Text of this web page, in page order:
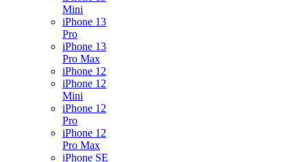
Mini
iPhone 13
Pro
iPhone 13
Pro Max
iPhone 12
iPhone 12
Mini
iPhone 12
Pro
iPhone 12
Pro Max
iPhone SE